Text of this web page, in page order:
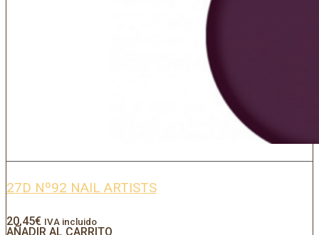
27D Nº92 NAIL ARTISTS
20,45€ IVA incluido
AÑADIR AL CARRITO